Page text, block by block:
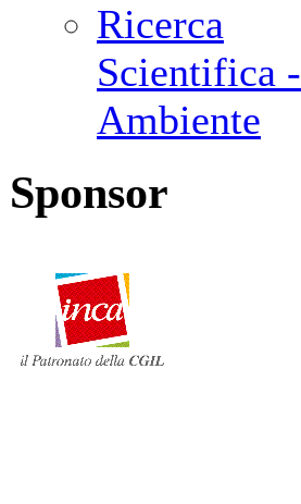
Ricerca
Scientifica -
Ambiente
Sponsor